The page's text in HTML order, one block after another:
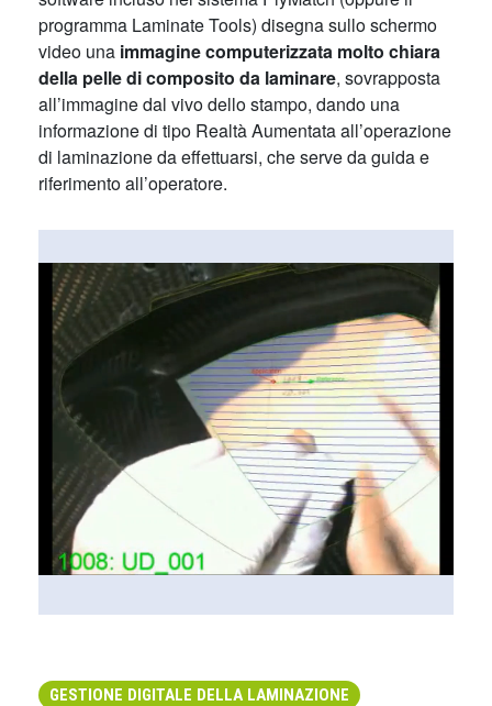
programma Laminate Tools) disegna sullo schermo
video una immagine computerizzata molto chiara
della pelle di composito da laminare, sovrapposta
all’immagine dal vivo dello stampo, dando una
informazione di tipo Realtà Aumentata all’operazione
di laminazione da effettuarsi, che serve da guida e
riferimento all’operatore.
GESTIONE DIGITALE DELLA LAMINAZIONE